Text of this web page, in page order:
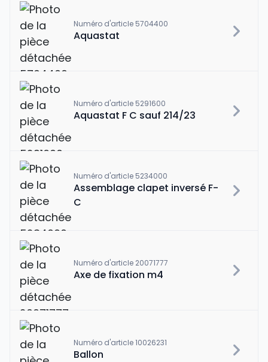
Numéro d'article 5704400
Aquastat
Numéro d'article 5291600
Aquastat F C sauf 214/23
Numéro d'article 5234000
Assemblage clapet inversé F-
C
Numéro d'article 20071777
Axe de fixation m4
Numéro d'article 10026231
Ballon